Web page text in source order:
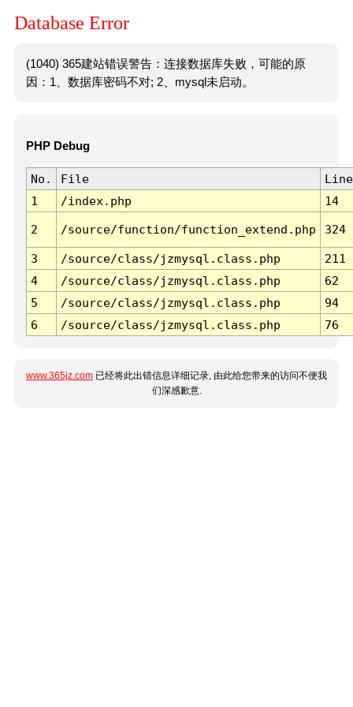
Database Error
(1040) 365建站错误警告：连接数据库失败，可能的原
因：1、数据库密码不对; 2、mysql未启动。
PHP Debug
No. File
Line
1
/index.php 14
2 /source/function/function_extend.php 324
3 /source/class/jzmysql.class.php
211
4
/source/class/jzmysql.class.php
62
5
/source/class/jzmysql.class.php
94
6
/source/class/jzmysql.class.php 76
www.365jz.com 已经将此出错信息详细记录, 由此给您带来的访问不便我
们深感歉意.